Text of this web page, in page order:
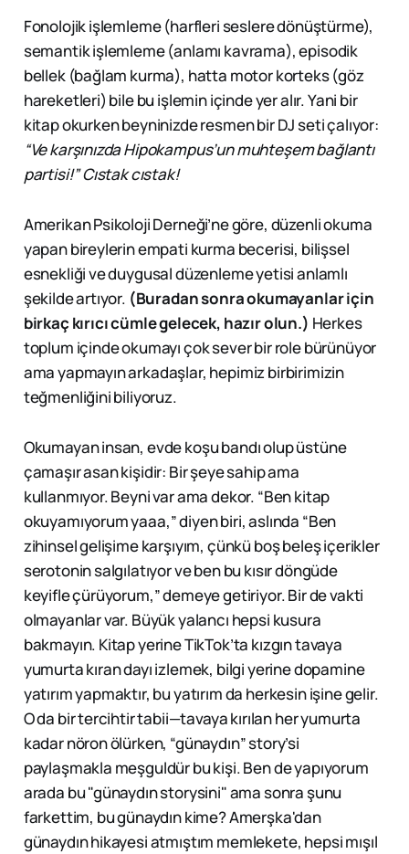
Fonolojik işlemleme (harfleri seslere dönüştürme),
semantik işlemleme (anlamı kavrama), episodik
bellek (bağlam kurma), hatta motor korteks (göz
hareketleri) bile bu işlemin içinde yer alır. Yani bir
kitap okurken beyninizde resmen bir DJ seti çalıyor:
“Ve karşınızda Hipokampus’un muhteşem bağlantı
partisi!” Cıstak cıstak!
Amerikan Psikoloji Derneği’ne göre, düzenli okuma
yapan bireylerin empati kurma becerisi, bilişsel
esnekliği ve duygusal düzenleme yetisi anlamlı
şekilde artıyor. (Buradan sonra okumayanlar için
birkaç kırıcı cümle gelecek, hazır olun.) Herkes
toplum içinde okumayı çok sever bir role bürünüyor
ama yapmayın arkadaşlar, hepimiz birbirimizin
teğmenliğini biliyoruz.
Okumayan insan, evde koşu bandı olup üstüne
çamaşır asan kişidir: Bir şeye sahip ama
kullanmıyor. Beyni var ama dekor. “Ben kitap
okuyamıyorum yaaa,” diyen biri, aslında “Ben
zihinsel gelişime karşıyım, çünkü boş beleş içerikler
serotonin salgılatıyor ve ben bu kısır döngüde
keyifle çürüyorum,” demeye getiriyor. Bir de vakti
olmayanlar var. Büyük yalancı hepsi kusura
bakmayın. Kitap yerine TikTok’ta kızgın tavaya
yumurta kıran dayı izlemek, bilgi yerine dopamine
yatırım yapmaktır, bu yatırım da herkesin işine gelir.
O da bir tercihtir tabii—tavaya kırılan her yumurta
kadar nöron ölürken, “günaydın” story’si
paylaşmakla meşguldür bu kişi. Ben de yapıyorum
arada bu "günaydın storysini" ama sonra şunu
farkettim, bu günaydın kime? Amerşka'dan
günaydın hikayesi atmıştım memlekete, hepsi mışıl